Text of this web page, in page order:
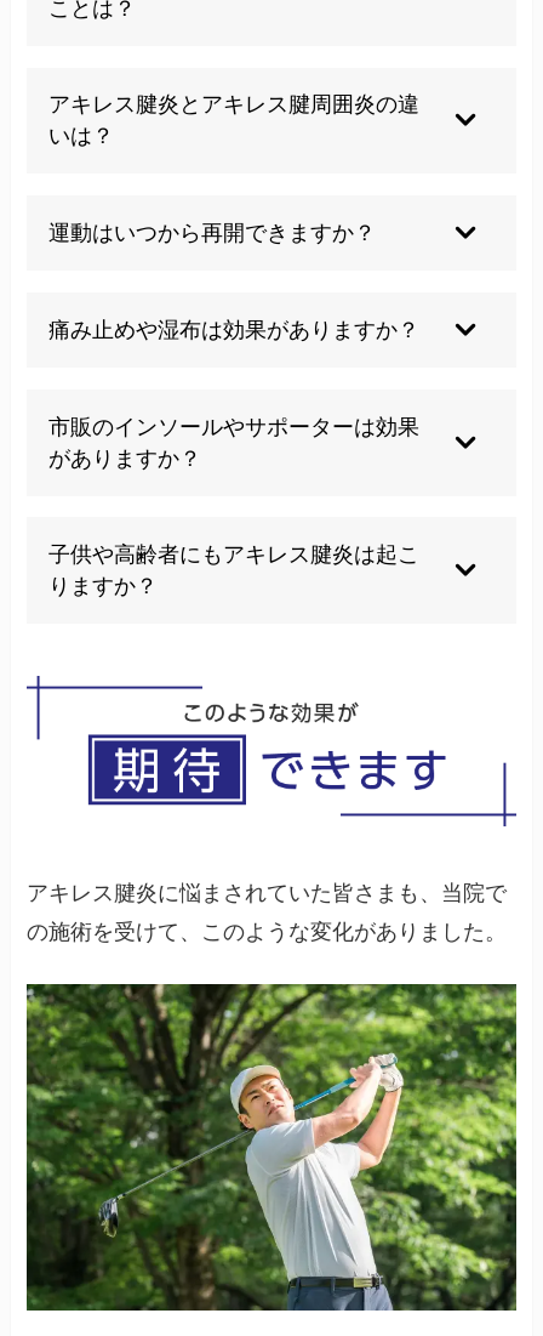
ことは？
てください。違和感を感じた時点で十分な休息と
ケアを心がけましょう。
アキレス腱炎とアキレス腱周囲炎の違
いは？
取り巻く組織の炎症です。いずれも治療方法はよ
運動はいつから再開できますか？
動量を増やしていくことが大切です。数日～数週
痛み止めや湿布は効果がありますか？
な原因を解決しないと再発しやすく、長期的な効
果は期待しにくいです。
市販のインソールやサポーターは効果
がありますか？
的なサポートにはなりますが、根本的な治療や体
のバランス改善も大切です。
子供や高齢者にもアキレス腱炎は起こ
りますか？
あります。特に成長期や加齢期は腱への負担が高
まりやすいので注意が必要です。
アキレス腱炎に悩まされていた皆さまも、当院で
の施術を受けて、このような変化がありました。